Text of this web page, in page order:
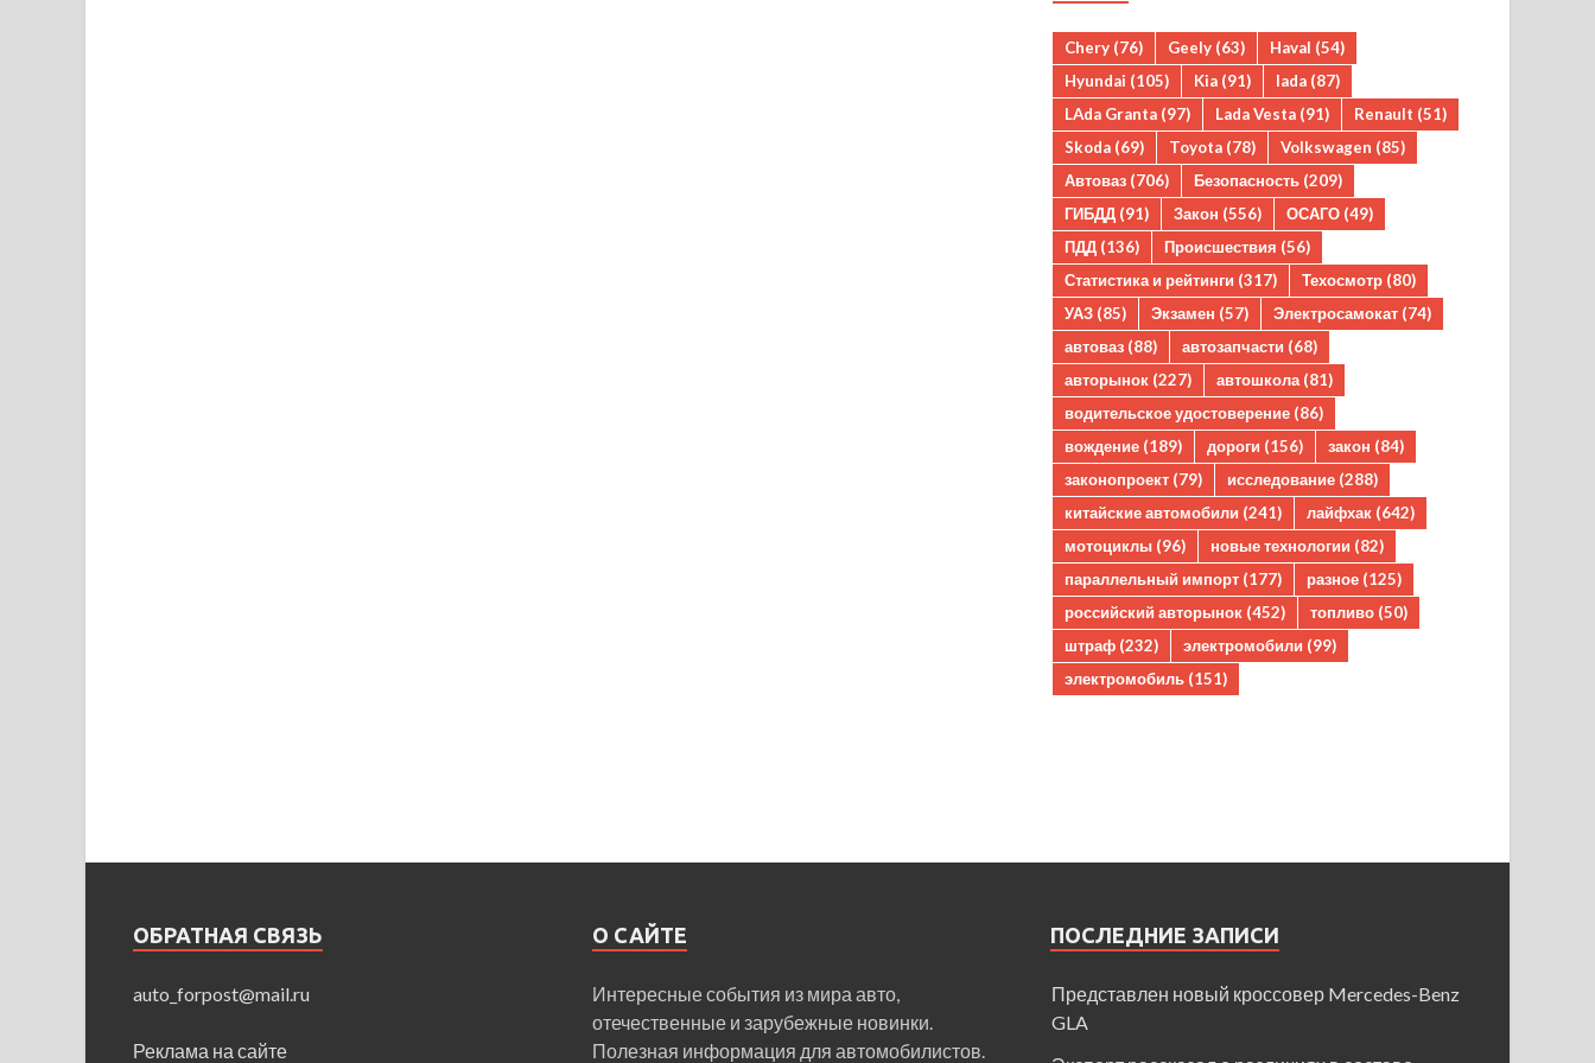
Chery (76) Geely (63) Haval (54)
Hyundai (105) Kia (91) lada (87)
LAda Granta (97) Lada Vesta (91) Renault (51)
Skoda (69) Toyota (78) Volkswagen (85)
Автоваз (706) Безопасность (209)
ГИБДД (91) Закон (556) ОСАГО (49)
ПДД (136) Происшествия (56)
Статистика и рейтинги (317) Техосмотр (80)
УАЗ (85) Экзамен (57) Электросамокат (74)
автоваз (88) автозапчасти (68)
авторынок (227) автошкола (81)
водительское удостоверение (86)
вождение (189) дороги (156) закон (84)
законопроект (79) исследование (288)
китайские автомобили (241) лайфхак (642)
мотоциклы (96) новые технологии (82)
параллельный импорт (177) разное (125)
российский авторынок (452) топливо (50)
штраф (232) электромобили (99)
электромобиль (151)
ОБРАТНАЯ СВЯЗЬ
auto_forpost@mail.ru
Реклама на сайте
О САЙТЕ
Интересные события из мира авто,
отечественные и зарубежные новинки.
Полезная информация для автомобилистов.
ПОСЛЕДНИЕ ЗАПИСИ
Представлен новый кроссовер Mercedes-Benz
GLA